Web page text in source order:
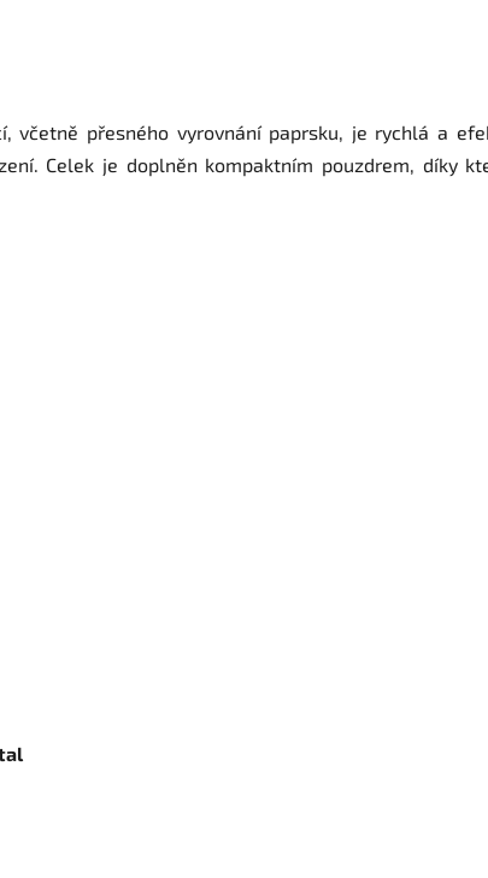
včetně přesného vyrovnání paprsku, je rychlá a
Celek je doplněn kompaktním pouzdrem, díky